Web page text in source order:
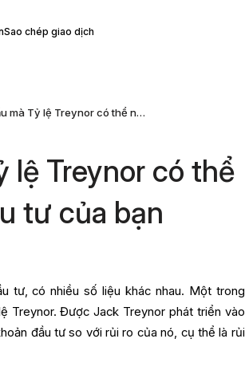
Sao chép giao dịch
3 cách hàng đầu mà Tỷ lệ Treynor có thể nâng cao danh mục đầu tư của bạn
lệ Treynor có thể
tư của bạn
tư, có nhiều số liệu khác nhau. Một trong
Treynor. Được Jack Treynor phát triển vào
đầu tư so với rủi ro của nó, cụ thể là rủi